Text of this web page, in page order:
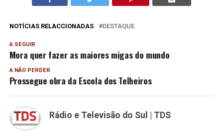
NOTÍCIAS RELACCIONADAS DESTAQUE
A SEGUIR
Mora quer fazer as maiores migas do mundo
A NÃO PERDER
Prossegue obra da Escola dos Telheiros
Rádio e Televisão do Sul | TDS